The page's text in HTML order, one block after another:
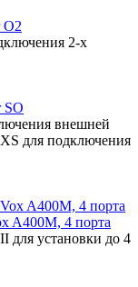
O2
2-х
SO
внешней
для подключения
A400M, 4 порта
для установки до 4